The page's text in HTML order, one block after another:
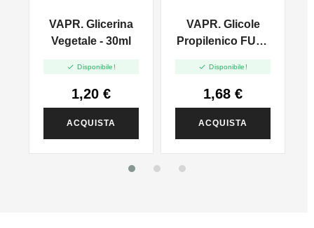
VAPR. Glicerina
Vegetale - 30ml
 Disponibile!
1,20 €
ACQUISTA
VAPR. Glicole
Propilenico FULL
 Disponibile!
1,68 €
ACQUISTA